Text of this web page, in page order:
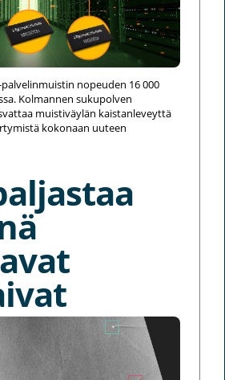
palvelinmuistin nopeuden 16 000
Kolmannen sukupolven
muistiväylän kaistanleveyttä
kokonaan uuteen